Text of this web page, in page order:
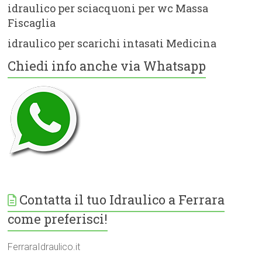
idraulico per sciacquoni per wc Massa
Fiscaglia
idraulico per scarichi intasati Medicina
Chiedi info anche via Whatsapp
Contatta il tuo Idraulico a Ferrara
come preferisci!
FerraraIdraulico.it